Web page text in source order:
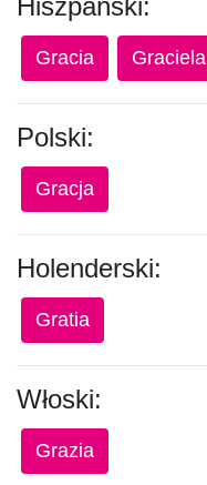
Hiszpański:
Gracia Graciela
Polski:
Gracja
Holenderski:
Gratia
Włoski:
Grazia